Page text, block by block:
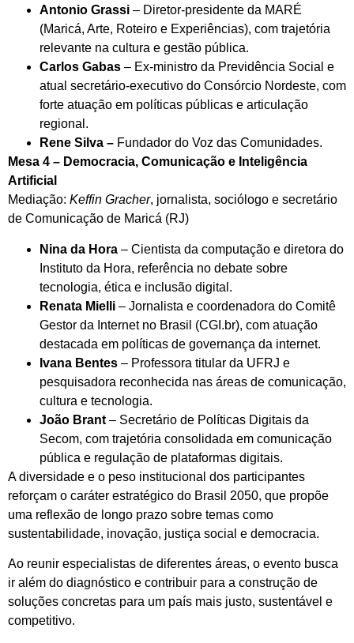
Antonio Grassi – Diretor-presidente da MARÉ
(Maricá, Arte, Roteiro e Experiências), com trajetória
relevante na cultura e gestão pública.
Carlos Gabas – Ex-ministro da Previdência Social e
atual secretário-executivo do Consórcio Nordeste, com
forte atuação em políticas públicas e articulação
regional.
Rene Silva – Fundador do Voz das Comunidades.
Mesa 4 – Democracia, Comunicação e Inteligência
Artificial
Mediação: Keffin Gracher, jornalista, sociólogo e secretário
de Comunicação de Maricá (RJ)
Nina da Hora – Cientista da computação e diretora do
Instituto da Hora, referência no debate sobre
tecnologia, ética e inclusão digital.
Renata Mielli – Jornalista e coordenadora do Comitê
Gestor da Internet no Brasil (CGI.br), com atuação
destacada em políticas de governança da internet.
Ivana Bentes – Professora titular da UFRJ e
pesquisadora reconhecida nas áreas de comunicação,
cultura e tecnologia.
João Brant – Secretário de Políticas Digitais da
Secom, com trajetória consolidada em comunicação
pública e regulação de plataformas digitais.
A diversidade e o peso institucional dos participantes
reforçam o caráter estratégico do Brasil 2050, que propõe
uma reflexão de longo prazo sobre temas como
sustentabilidade, inovação, justiça social e democracia.
Ao reunir especialistas de diferentes áreas, o evento busca
ir além do diagnóstico e contribuir para a construção de
soluções concretas para um país mais justo, sustentável e
competitivo.